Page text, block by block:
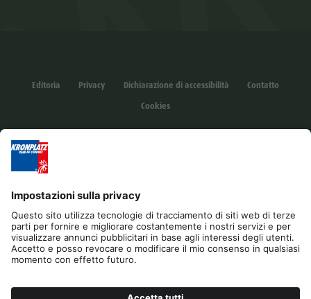
Editoria Privacy Dichiarazione di accessibilità
Contatto
Cookies